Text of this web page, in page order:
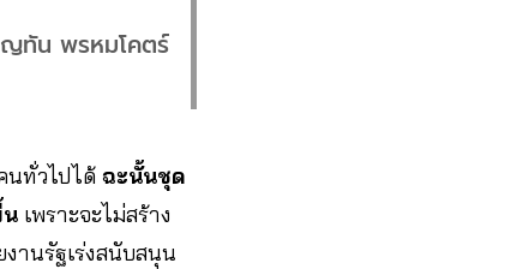
ทัน พรหมโคตร์
นทั่วไปได้ ฉะนั้นชุด
เพราะจะไม่สร้าง
านรัฐเร่งสนับสนุน